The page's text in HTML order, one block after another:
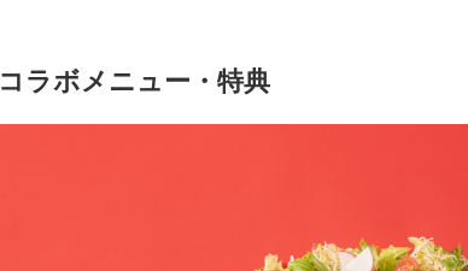
コラボメニュー・特典